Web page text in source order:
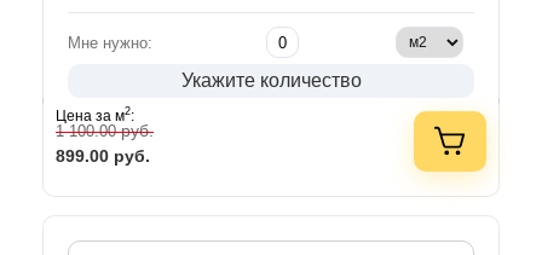
Мне нужно:
Укажите количество
Цена за м2:
1 100.00руб.
899.00 руб.